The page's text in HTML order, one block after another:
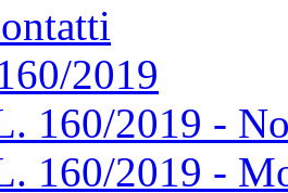
2019
160/2019 -
160/2019 -